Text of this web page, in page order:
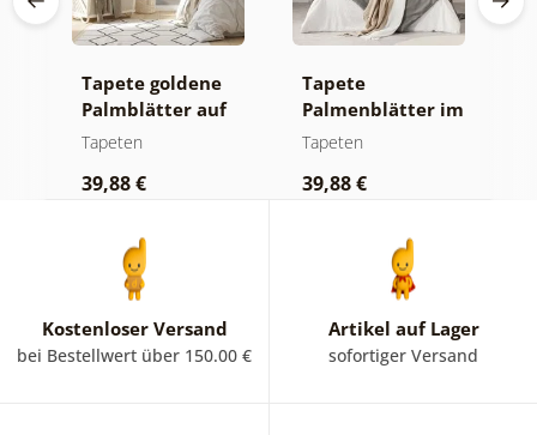
Tapete goldene
Palmblätter auf
beigem
Tapeten
39,88 €
Tapete
Palmenblätter im
Dschungel
Tapeten
39,88 €
Kostenloser Versand
bei Bestellwert über 150.00 €
Artikel auf Lager
sofortiger Versand